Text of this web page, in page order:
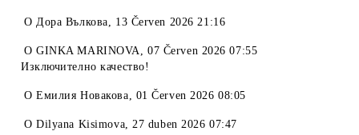
OДора Вълкова, 13 Červen 2026 21:16
OGINKA MARINOVA,07 Červen 2026 07:55
Изключително качество!
OЕмилия Новакова, 01 Červen 2026 08:05
ODilyana Kisimova,27 duben 2026 07:47